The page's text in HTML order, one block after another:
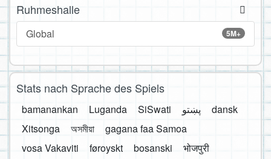
Ruhmeshalle
5M+
Global
Stats nach Sprache des Spiels
bamanankan Luganda SiSwati پښتو
dansk
Xitsonga
অসমীয়া
gagana faa Samoa
vosa Vakaviti
føroyskt bosanski
भोजपुरी